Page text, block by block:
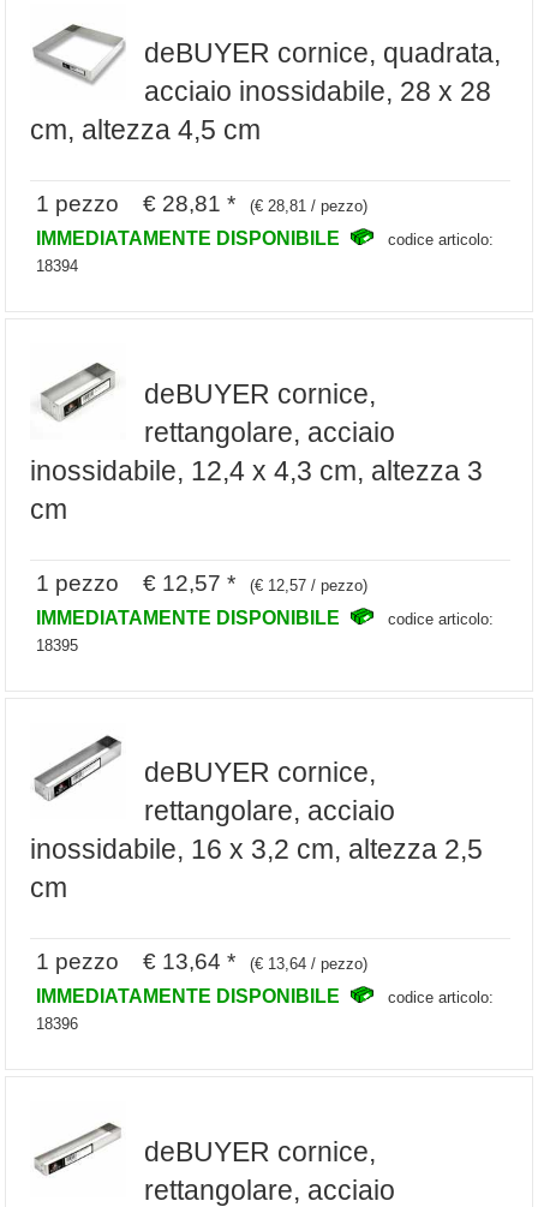
deBUYER cornice, quadrata,
acciaio inossidabile, 28 x 28
cm, altezza 4,5 cm
1 pezzo € 28,81 * (€ 28,81 / pezzo)
IMMEDIATAMENTE DISPONIBILE
codice articolo:
18394
deBUYER cornice,
rettangolare, acciaio
inossidabile, 12,4 x 4,3 cm, altezza 3
cm
1 pezzo € 12,57 * (€ 12,57 / pezzo)
IMMEDIATAMENTE DISPONIBILE
codice articolo:
18395
deBUYER cornice,
rettangolare, acciaio
inossidabile, 16 x 3,2 cm, altezza 2,5
cm
1 pezzo € 13,64 * (€ 13,64 / pezzo)
IMMEDIATAMENTE DISPONIBILE
codice articolo:
18396
deBUYER cornice,
rettangolare, acciaio